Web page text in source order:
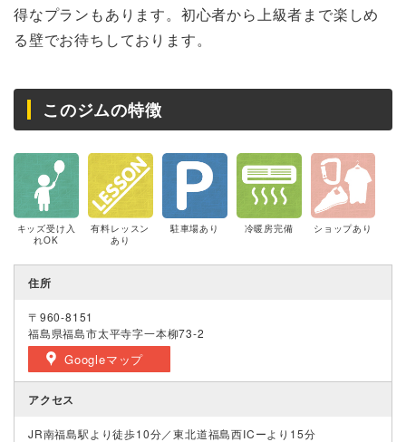
得なプランもあります。初心者から上級者まで楽しめ
る壁でお待ちしております。
このジムの特徴
キッズ受け入
れOK
有料レッスン
あり
駐車場あり 冷暖房完備 ショップあり
住所
〒960-8151
福島県福島市太平寺字一本柳73-2
Googleマップ
アクセス
JR南福島駅より徒歩10分／東北道福島西ICーより15分